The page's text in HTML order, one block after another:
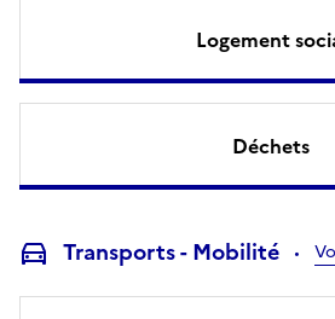
Logement
Déchets
Transports - Mobilité